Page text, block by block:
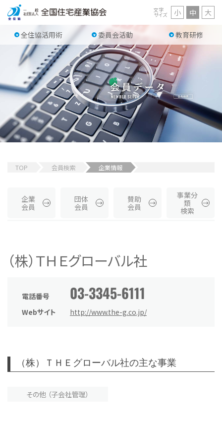
全住協活用術 委員会活動 教育研修
文字
サイズ 小 中 大
TOP 会員検索 企業情報
企業
会員
団体
会員
賛助
会員
事業分
類
検索
（株）ＴＨＥグローバル社
電話番号 03-3345-6111
Webサイト http://www.the-g.co.jp/
（株）ＴＨＥグローバル社の主な事業
その他 （子会社管理）